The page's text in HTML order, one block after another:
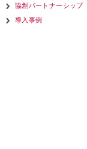
協創パートナーシップ
導入事例